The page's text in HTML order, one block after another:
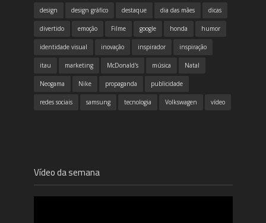
design design gráfico destaque dia das mães dicas
divertido emoção Filme google honda humor
identidade visual inovação inspirador inspiração
itau marketing McDonald's música Natal
Neogama Nike propaganda publicidade
redes sociais samsung tecnologia Volkswagen vídeo
Vídeo da semana